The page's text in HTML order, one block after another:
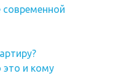
современной
это и кому